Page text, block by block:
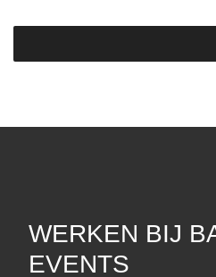
WERKEN BIJ
EVENTS